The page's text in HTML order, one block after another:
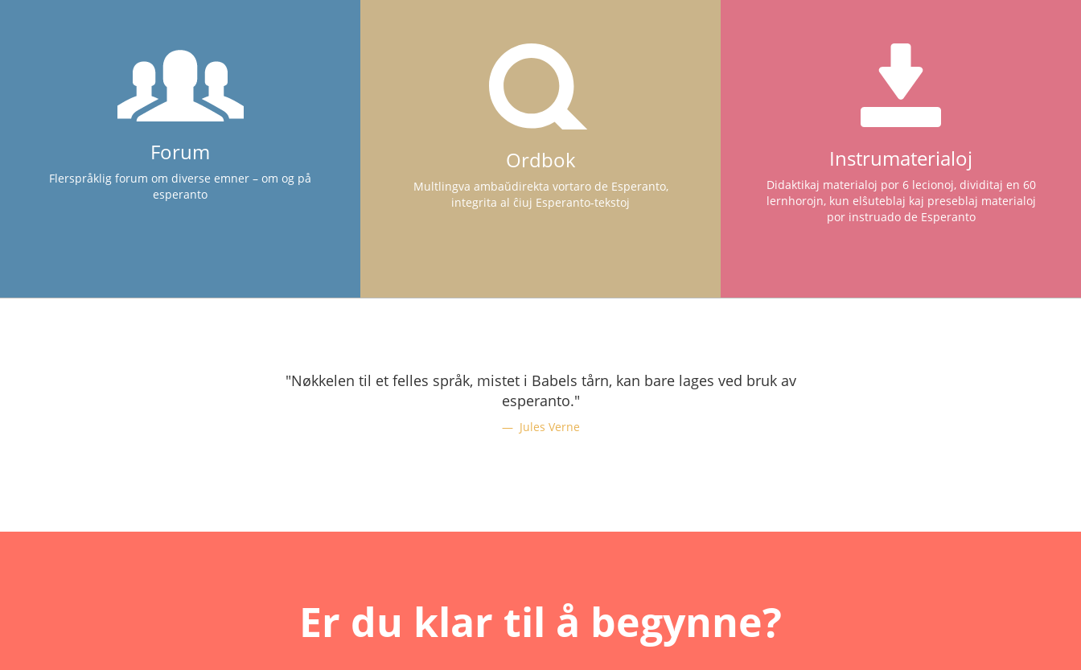
Forum
Flerspråklig forum om diverse emner – om og på
esperanto
Ordbok
Multlingva ambaŭdirekta vortaro de Esperanto,
integrita al ĉiuj Esperanto-tekstoj
Instrumaterialoj
Didaktikaj materialoj por 6 lecionoj, dividitaj en 60
lernhorojn, kun elŝuteblaj kaj preseblaj materialoj
por instruado de Esperanto
"Nøkkelen til et felles språk, mistet i Babels tårn, kan bare lages ved bruk av
esperanto."
Jules Verne
Er du klar til å begynne?